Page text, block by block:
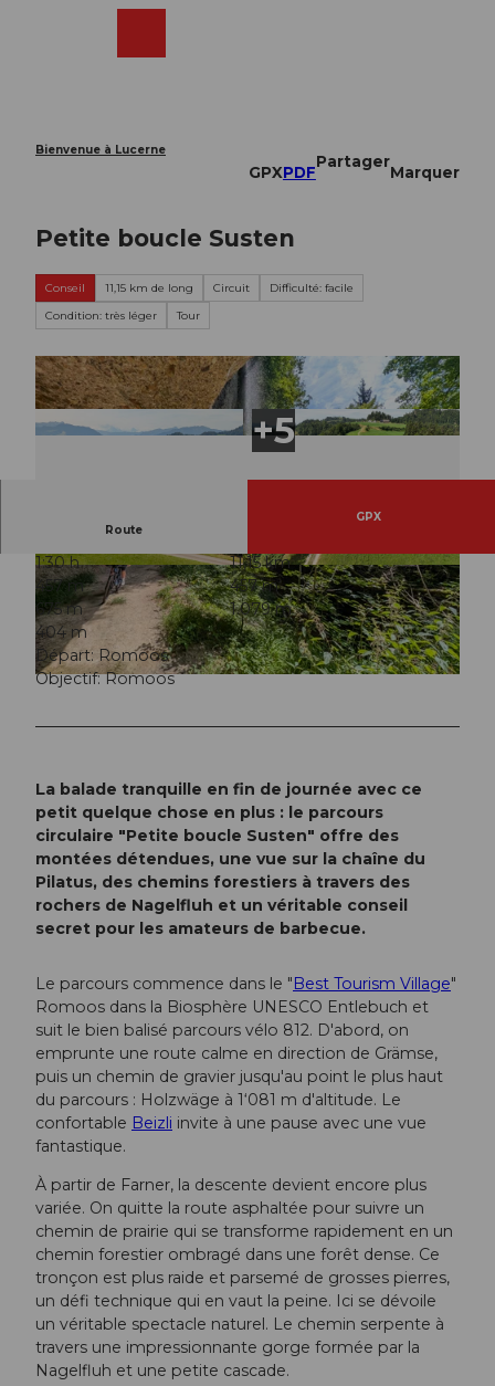
Bienvenue à Lucerne
GPXPDF
Partager
Marquer
Petite boucle Susten
Conseil 11,15 km de long Circuit
Difficulté: facile
Condition: très léger
Tour
© Lukas Sprenger , Bikegenoss
© Lukas Sprenger , Bikegenoss © Lukas Sprenger , Bikegenoss
Route
GPX
1:30 h
11,15 km
457 m
457 m
675 m
1.079 m
404 m
Départ: Romoos
Objectif: Romoos
La balade tranquille en fin de journée avec ce
petit quelque chose en plus : le parcours
circulaire "Petite boucle Susten" offre des
montées détendues, une vue sur la chaîne du
Pilatus, des chemins forestiers à travers des
rochers de Nagelfluh et un véritable conseil
secret pour les amateurs de barbecue.
Le parcours commence dans le "Best Tourism Village"
Romoos dans la Biosphère UNESCO Entlebuch et
suit le bien balisé parcours vélo 812. D'abord, on
emprunte une route calme en direction de Grämse,
puis un chemin de gravier jusqu'au point le plus haut
du parcours : Holzwäge à 1‘081 m d'altitude. Le
confortable Beizli invite à une pause avec une vue
fantastique.
À partir de Farner, la descente devient encore plus
variée. On quitte la route asphaltée pour suivre un
chemin de prairie qui se transforme rapidement en un
chemin forestier ombragé dans une forêt dense. Ce
tronçon est plus raide et parsemé de grosses pierres,
un défi technique qui en vaut la peine. Ici se dévoile
un véritable spectacle naturel. Le chemin serpente à
travers une impressionnante gorge formée par la
Nagelfluh et une petite cascade.